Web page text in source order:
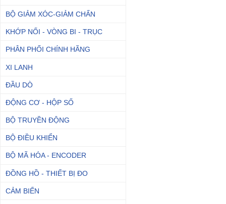
BỘ GIẢM XÓC-GIẢM CHẤN
KHỚP NỐI - VÒNG BI - TRỤC
PHÂN PHỐI CHÍNH HÃNG
XI LANH
ĐẦU DÒ
ĐỘNG CƠ - HỘP SỐ
BỘ TRUYỀN ĐỘNG
BỘ ĐIỀU KHIỂN
BỘ MÃ HÓA - ENCODER
ĐỒNG HỒ - THIẾT BỊ ĐO
CẢM BIẾN